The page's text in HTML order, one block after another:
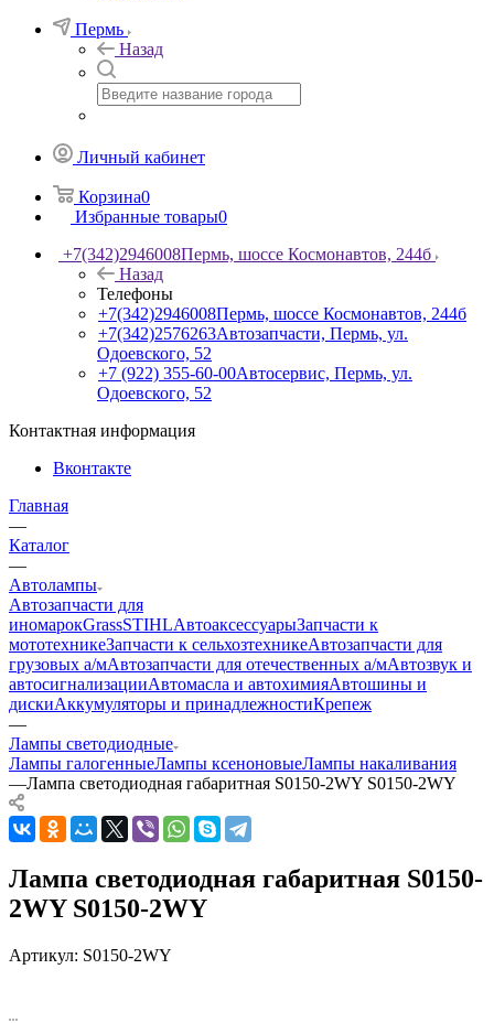
Пермь
Назад
Личный кабинет
Корзина0
Избранные товары0
+7(342)2946008Пермь, шоссе Космонавтов, 244б
Назад
Телефоны
+7(342)2946008Пермь, шоссе Космонавтов, 244б
+7(342)2576263Автозапчасти, Пермь, ул.
Одоевского, 52
+7 (922) 355-60-00Автосервис, Пермь, ул.
Одоевского, 52
Контактная информация
Вконтакте
Главная
—
Каталог
—
Автолампы
Автозапчасти для
иномарокGrassSTIHLАвтоаксессуарыЗапчасти к
мототехникеЗапчасти к сельхозтехникеАвтозапчасти для
грузовых а/мАвтозапчасти для отечественных а/мАвтозвук и
автосигнализацииАвтомасла и автохимияАвтошины и
дискиАккумуляторы и принадлежностиКрепеж
—
Лампы светодиодные
Лампы галогенныеЛампы ксеноновыеЛампы накаливания
—Лампа светодиодная габаритная S0150-2WY S0150-2WY
Лампа светодиодная габаритная S0150-
2WY S0150-2WY
Артикул: S0150-2WY